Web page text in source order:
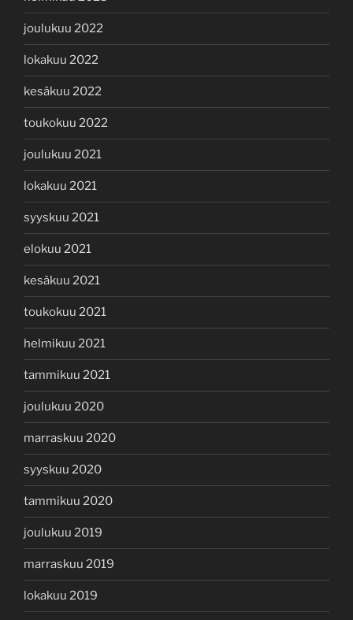
joulukuu 2022
lokakuu 2022
kesäkuu 2022
toukokuu 2022
joulukuu 2021
lokakuu 2021
syyskuu 2021
elokuu 2021
kesäkuu 2021
toukokuu 2021
helmikuu 2021
tammikuu 2021
joulukuu 2020
marraskuu 2020
syyskuu 2020
tammikuu 2020
joulukuu 2019
marraskuu 2019
lokakuu 2019